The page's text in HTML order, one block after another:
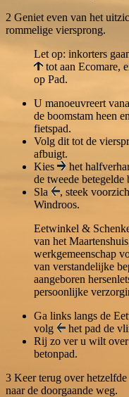
2 Geniet even van het
rommelige viersprong.
Let op: inkorters
tot aan Ecomare,
op Pad.
U manoeuvreert
de boomstam heen
fietspad.
Volg dit tot de
afbuigt.
Kies
het
de tweede
Sla
, steek
Windroos.
Eetwinkel &
van het
werkgemeenschap
van verstandelijke
aangeboren
persoonlijke
Ga links langs de
volg
het pad de
Rij zo ver u wilt
betonpad.
3 Keer terug over
naar de doorgaande weg.